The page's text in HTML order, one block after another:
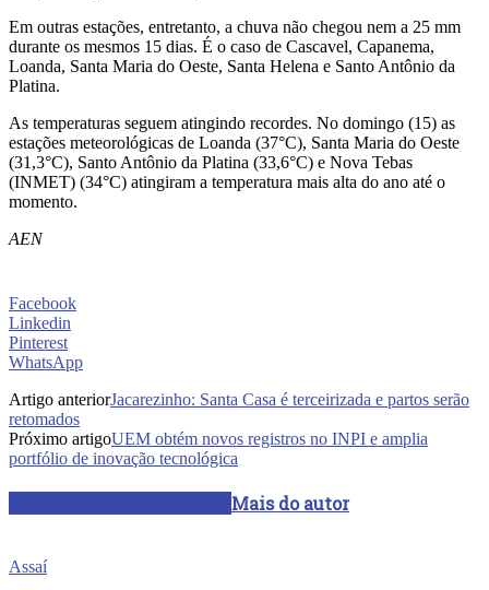
Em outras estações, entretanto, a chuva não chegou nem a 25 mm
durante os mesmos 15 dias. É o caso de Cascavel, Capanema,
Loanda, Santa Maria do Oeste, Santa Helena e Santo Antônio da
Platina.
As temperaturas seguem atingindo recordes. No domingo (15) as
estações meteorológicas de Loanda (37°C), Santa Maria do Oeste
(31,3°C), Santo Antônio da Platina (33,6°C) e Nova Tebas
(INMET) (34°C) atingiram a temperatura mais alta do ano até o
momento.
AEN
Facebook
Linkedin
Pinterest
WhatsApp
Artigo anteriorJacarezinho: Santa Casa é terceirizada e partos serão
retomados
Próximo artigoUEM obtém novos registros no INPI e amplia
portfólio de inovação tecnológica
Mais do autor
Assaí